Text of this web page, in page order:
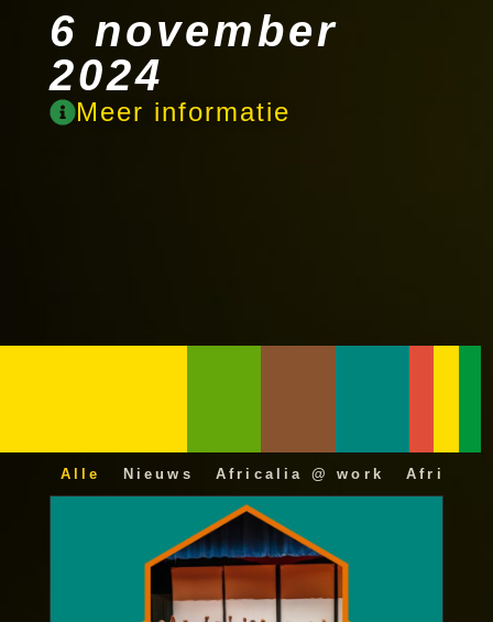
6 november
2024
Meer informatie
Alle Nieuws Africalia @ work